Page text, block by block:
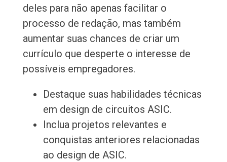
deles para não apenas facilitar o
processo de redação, mas também
aumentar suas chances de criar um
currículo que desperte o interesse de
possíveis empregadores.
Destaque suas habilidades técnicas
em design de circuitos ASIC.
Inclua projetos relevantes e
conquistas anteriores relacionadas
ao design de ASIC.